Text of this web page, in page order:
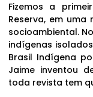
Fizemos a
Reserva, em
socioambiental.
indígenas isolados
Brasil Indígena
Jaime inventou
toda revista tem